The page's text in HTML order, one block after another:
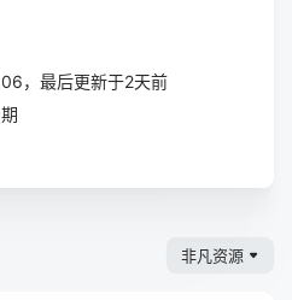
，最后更新于2天前
非凡资源